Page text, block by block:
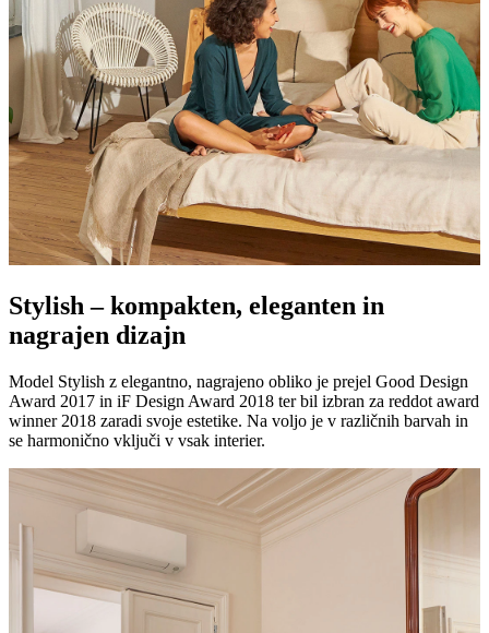
Stylish – kompakten, eleganten in
nagrajen dizajn
Model Stylish z elegantno, nagrajeno obliko je prejel Good Design
Award 2017 in iF Design Award 2018 ter bil izbran za reddot award
winner 2018 zaradi svoje estetike. Na voljo je v različnih barvah in
se harmonično vključi v vsak interier.